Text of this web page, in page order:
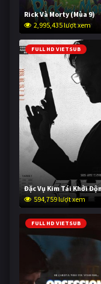
Rick Và Morty (Mùa 9)
2,995,435 lượt xem
FULL HD VIETSUB
Đặc Vụ Kim Tái Khởi
594,759 lượt xem
FULL HD VIETSUB